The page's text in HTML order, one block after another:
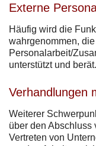
Externe
Häufig wird die
wahrgenommen,
Personalarbeit/
unterstützt und berät.
Verhandlungen
Weiterer
über den Abschluss
Vertreten von